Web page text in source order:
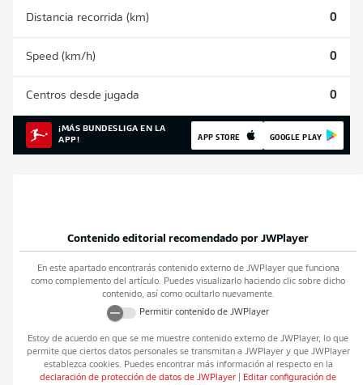
Distancia recorrida (km) 0
Speed (km/h) 0
Centros desde jugada 0
¡MÁS BUNDESLIGA EN LA
APP!
APP STORE GOOGLE PLAY
Contenido editorial recomendado por JWPlayer
En este apartado encontrarás contenido externo de JWPlayerque funciona
como complemento del artículo. Puedes visualizarlo haciendo clic sobre dicho
contenido, así como ocultarlo nuevamente.
Permitir contenido de JWPlayer
Estoy de acuerdo en que se me muestre contenido externo de JWPlayer, lo que
permite que ciertos datos personales se transmitan a JWPlayery que JWPlayer
establezca cookies. Puedes encontrar más información al respecto en la
declaración de protección de datos de JWPlayer
Editar configuración de